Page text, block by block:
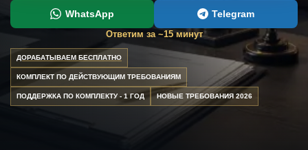
WhatsApp Telegram
Ответим за ~15 минут
ДОРАБАТЫВАЕМ БЕСПЛАТНО
КОМПЛЕКТ ПО ДЕЙСТВУЮЩИМ ТРЕБОВАНИЯМ
ПОДДЕРЖКА ПО КОМПЛЕКТУ - 1 ГОД НОВЫЕ ТРЕБОВАНИЯ 2026